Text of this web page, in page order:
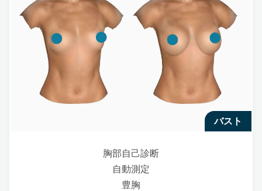
バスト
胸部自己診断
自動測定
豊胸